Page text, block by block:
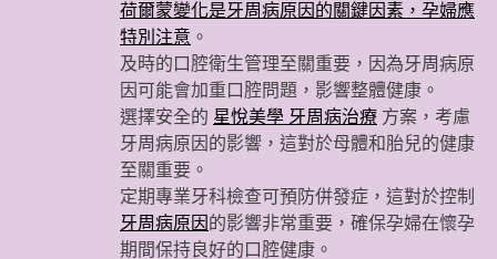
荷爾蒙變化是牙周病原因的關鍵因素，孕婦應
特別注意 。
及時的口腔衛生管理至關重要，因為牙周病原
因可能會加重口腔問題，影響整體健康。
選擇安全的 星悅美學 牙周病治療 方案，考慮
牙周病原因的影響，這對於母體和胎兒的健康
至關重要。
定期專業牙科檢查可預防併發症，這對於控制
牙周病原因 的影響非常重要，確保孕婦在懷孕
期間保持良好的口腔健康。